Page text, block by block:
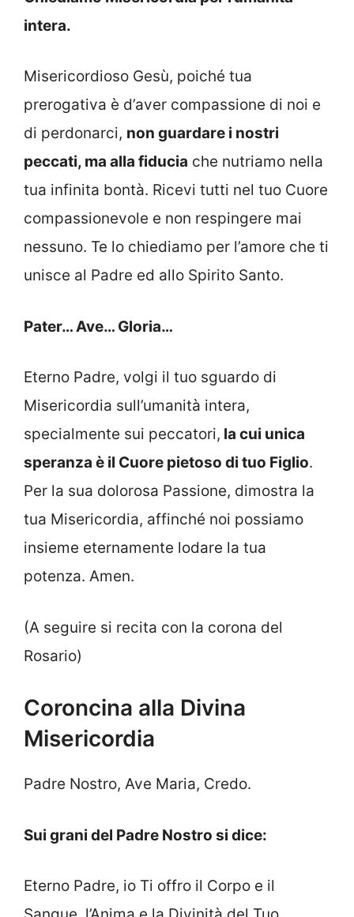
intera.
Misericordioso Gesù, poiché tua
prerogativa è d’aver compassione di noi e
di perdonarci, non guardare i nostri
peccati, ma alla fiducia che nutriamo nella
tua infinita bontà. Ricevi tutti nel tuo Cuore
compassionevole e non respingere mai
nessuno. Te lo chiediamo per l’amore che ti
unisce al Padre ed allo Spirito Santo.
Pater… Ave… Gloria…
Eterno Padre, volgi il tuo sguardo di
Misericordia sull’umanità intera,
specialmente sui peccatori, la cui unica
speranza è il Cuore pietoso di tuo Figlio.
Per la sua dolorosa Passione, dimostra la
tua Misericordia, affinché noi possiamo
insieme eternamente lodare la tua
potenza. Amen.
(A seguire si recita con la corona del
Rosario)
Coroncina alla Divina
Misericordia
Padre Nostro, Ave Maria, Credo.
Sui grani del Padre Nostro si dice:
Eterno Padre, io Ti offro il Corpo e il